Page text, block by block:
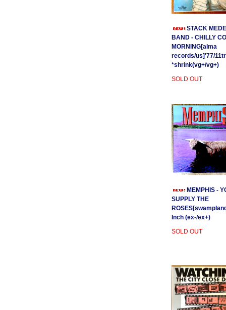
STACK
BAND - CHILLY
MORNING[alma
records/us]'77/
*shrink(vg+/vg+)
SOLD OUT
MEMPHIS -
SUPPLY THE
Inch (ex-/ex+)
SOLD OUT